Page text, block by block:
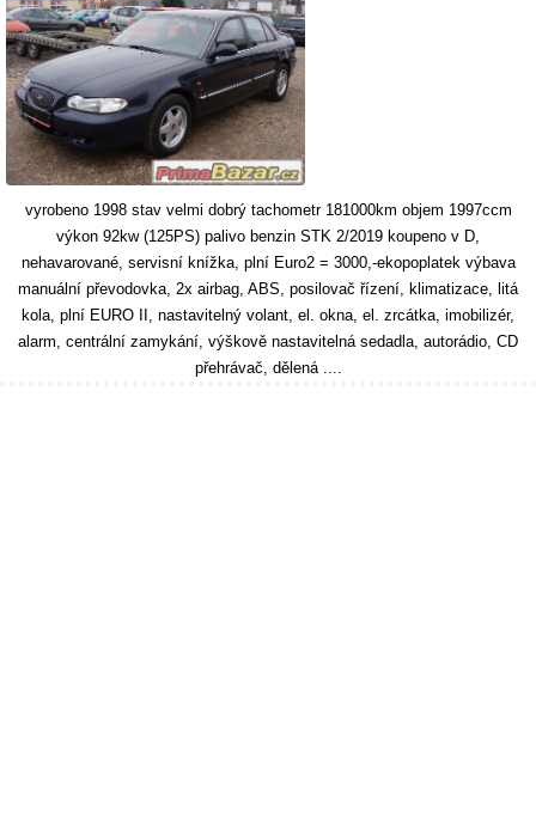
vyrobeno 1998 stav velmi dobrý tachometr 181000km objem 1997ccm
výkon 92kw (125PS) palivo benzin STK 2/2019 koupeno v D,
nehavarované, servisní knížka, plní Euro2 = 3000,-ekopoplatek výbava
manuální převodovka, 2x airbag, ABS, posilovač řízení, klimatizace, litá
kola, plní EURO II, nastavitelný volant, el. okna, el. zrcátka, imobilizér,
alarm, centrální zamykání, výškově nastavitelná sedadla, autorádio, CD
přehrávač, dělená ....